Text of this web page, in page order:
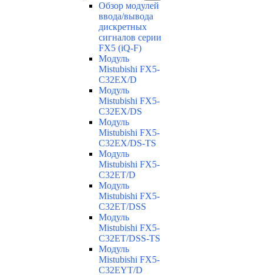
Обзор модулей
ввода/вывода
дискретных
сигналов серии
FX5 (iQ-F)
Модуль
Mistubishi FX5-
C32EX/D
Модуль
Mistubishi FX5-
C32EX/DS
Модуль
Mistubishi FX5-
C32EX/DS-TS
Модуль
Mistubishi FX5-
C32ET/D
Модуль
Mistubishi FX5-
C32ET/DSS
Модуль
Mistubishi FX5-
C32ET/DSS-TS
Модуль
Mistubishi FX5-
C32EYT/D